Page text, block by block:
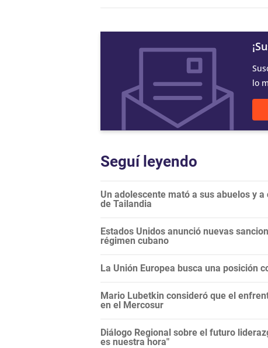
lo
Seguí leyendo
Un adolescente mató a sus abuelos y
de Tailandia
Estados Unidos anunció nuevas
régimen cubano
La Unión Europea busca una posición
Mario Lubetkin consideró que el
en el Mercosur
Diálogo Regional sobre el futuro
es nuestra hora"